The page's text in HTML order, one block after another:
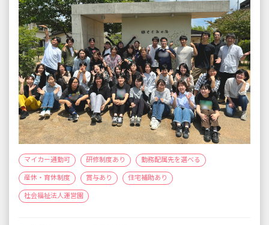
マイカー通勤可 研修制度あり 勤務配属先を選べる
産休・育休制度 賞与あり 住宅補助あり
社会福祉法人運営園